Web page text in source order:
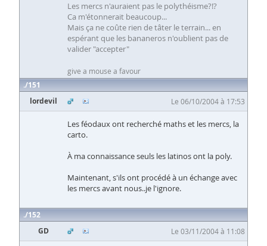
Les mercs n'auraient pas le polythéisme?!?
Ca m'étonnerait beaucoup...
Mais ça ne coûte rien de tâter le terrain... en
espérant que les bananeros n'oublient pas de
valider "accepter"
give a mouse a favour
151
lordevil
Le 06/10/2004 à 17:53
Les féodaux ont recherché maths et les mercs, la
carto.
À ma connaissance seuls les latinos ont la poly.
Maintenant, s'ils ont procédé à un échange avec
les mercs avant nous..je l'ignore.
152
GD
Le 03/11/2004 à 11:08